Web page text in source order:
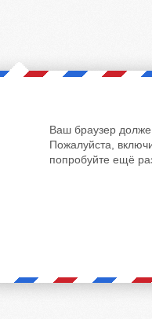
Ваш браузер
Пожалуйста,
попробуйте ещё